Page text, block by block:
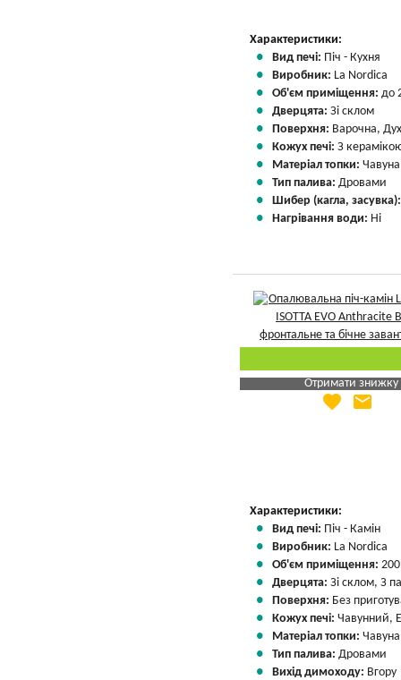
Характеристики:
Вид печі: Піч - Кухня
Виробник: La Nordica
Об'єм приміщення: до
Дверцята: Зі склом
Поверхня: Варочна,
Кожух печі: З
Матеріал топки: Чавуна
Тип палива: Дровами
Шибер (кагла,
Нагрівання води: Ні
Отримати знижку
Яка Ваша ціна
favorite email
Характеристики:
Вид печі: Піч - Камін
Виробник: La Nordica
Об'єм приміщення:
Дверцята: Зі склом, З
Поверхня: Без
Кожух печі: Чавунний,
Матеріал топки: Чавуна
Тип палива: Дровами
Вихід димоходу: Вгору